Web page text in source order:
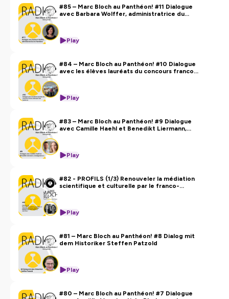
#85 – Marc Bloch au Panthéon! #11 Dialogue
avec Barbara Wolffer, administratrice du
Play
#84 – Marc Bloch au Panthéon! #10 Dialogue
avec les élèves lauréats du concours franco-
Play
#83 – Marc Bloch au Panthéon! #9 Dialogue
avec Camille Haehl et Benedikt Liermann,
Play
#82 - PROFILS (1/3) Renouveler la médiation
scientifique et culturelle par le franco-
Play
#81 – Marc Bloch au Panthéon! #8 Dialog mit
dem Historiker Steffen Patzold
Play
#80 – Marc Bloch au Panthéon! #7 Dialogue